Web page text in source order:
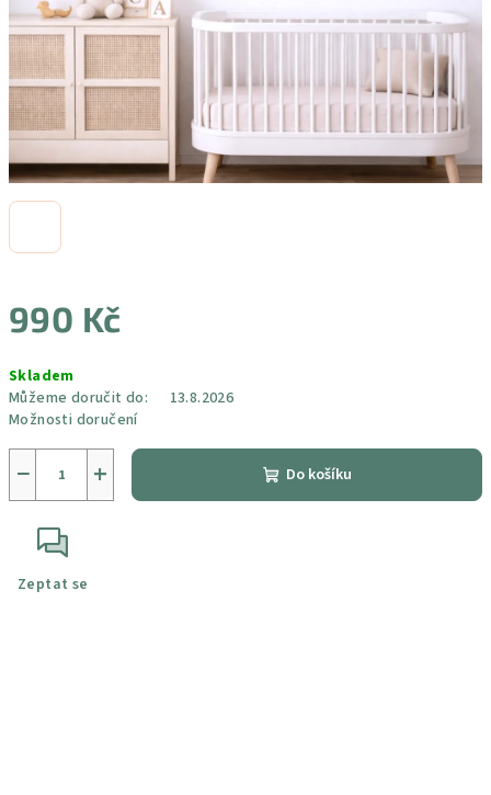
990 Kč
cena:
Skladem
Můžeme doručit do:
13.8.2026
Možnosti doručení
+
− Do košíku
Zeptat se